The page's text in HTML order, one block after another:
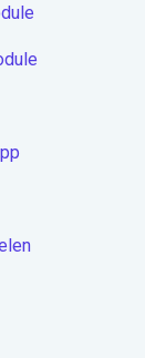
Snagstream